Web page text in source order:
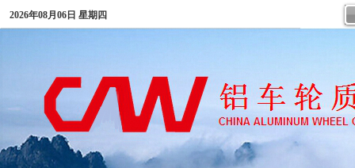
2026年08月06日 星期四